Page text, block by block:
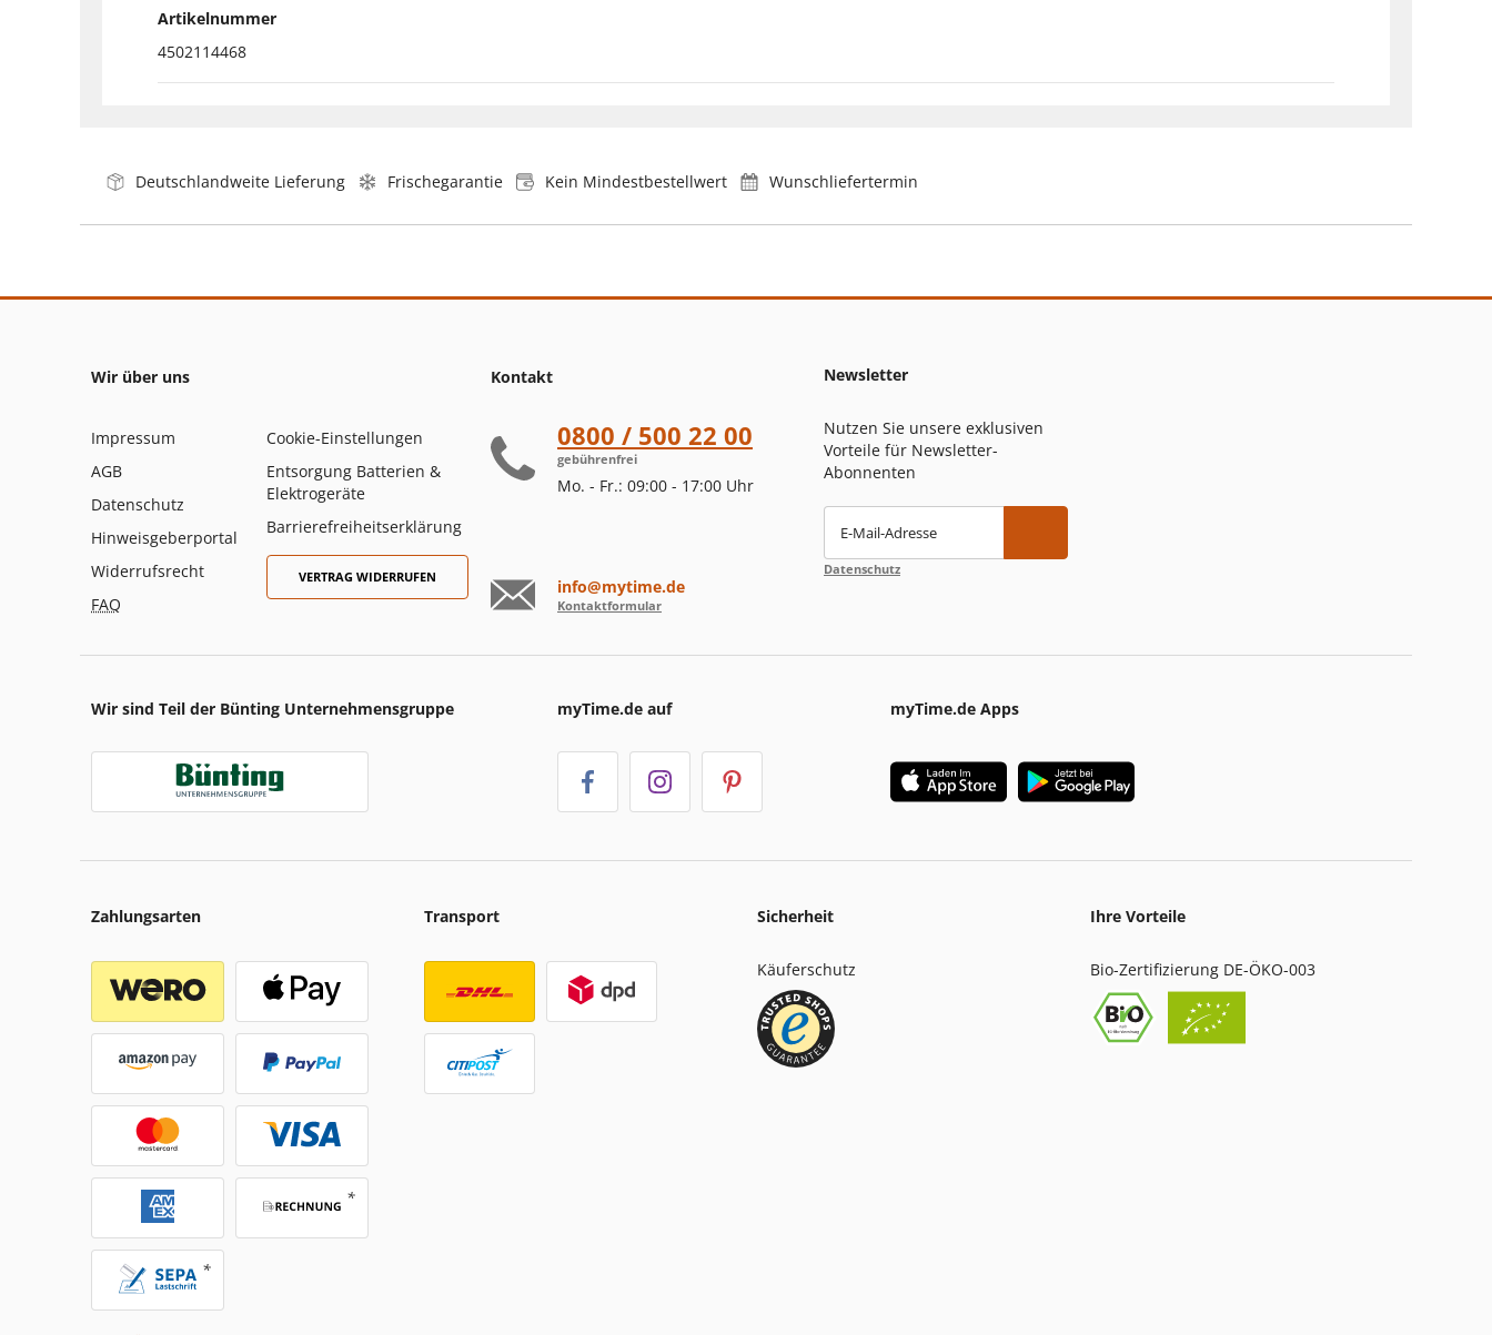
Artikelnummer
4502114468
Deutschlandweite Lieferung Frischegarantie Kein Mindestbestellwert Wunschliefertermin
Wir über uns
Impressum
AGB
Datenschutz
Hinweisgeberportal
Widerrufsrecht
FAQ
Cookie-Einstellungen
Entsorgung Batterien &
Elektrogeräte
Barrierefreiheitserklärung
VERTRAG WIDERRUFEN
Kontakt
0800 / 500 22 00
gebührenfrei
Mo. - Fr.: 09:00 - 17:00 Uhr
info@mytime.de
Kontaktformular
Newsletter
Nutzen Sie unsere exklusiven
Vorteile für Newsletter-
Abonnenten
E-Mail-Adresse
Datenschutz
Wir sind Teil der Bünting Unternehmensgruppe myTime.de auf myTime.de Apps
Zahlungsarten Transport Sicherheit
Käuferschutz
Ihre Vorteile
Bio-Zertifizierung DE-ÖKO-003